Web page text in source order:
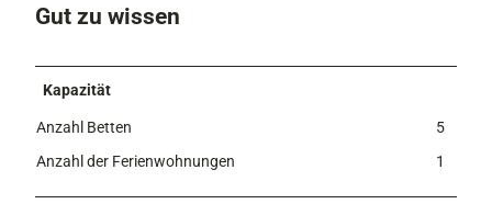
Gut zu wissen
Kapazität
Anzahl Betten
5
Anzahl der Ferienwohnungen
1